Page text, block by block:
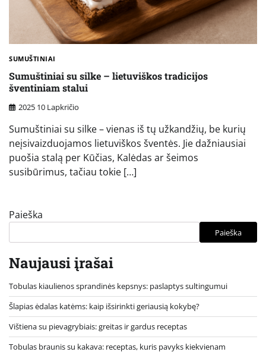
SUMUŠTINIAI
Sumuštiniai su silke – lietuviškos tradicijos
šventiniam stalui
2025 10 Lapkričio
Sumuštiniai su silke – vienas iš tų užkandžių, be kurių
neįsivaizduojamos lietuviškos šventės. Jie dažniausiai
puošia stalą per Kūčias, Kalėdas ar šeimos
susibūrimus, tačiau tokie […]
Paieška
Paieška
Naujausi įrašai
Tobulas kiaulienos sprandinės kepsnys: paslaptys sultingumui
Šlapias ėdalas katėms: kaip išsirinkti geriausią kokybę?
Vištiena su pievagrybiais: greitas ir gardus receptas
Tobulas braunis su kakava: receptas, kuris pavyks kiekvienam